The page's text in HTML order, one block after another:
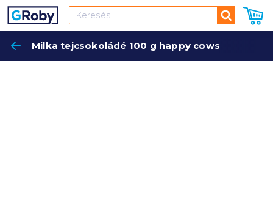
Keresés
Milka tejcsokoládé 100 g happy cows